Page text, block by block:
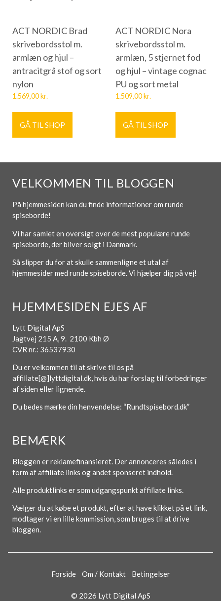
ACT NORDIC Brad
skrivebordsstol m.
armlæn og hjul –
antracitgrå stof og sort
nylon
1.569,00kr.
GÅ TIL SHOP
ACT NORDIC Nora
skrivebordsstol m.
armlæn, 5 stjernet fod
og hjul – vintage cognac
PU og sort metal
1.509,00kr.
GÅ TIL SHOP
VELKOMMEN TIL BLOGGEN
På hjemmesiden kan du finde informationer om runde
spiseborde!
Vi har samlet en oversigt over de mest populære runde
spiseborde, der bliver solgt i Danmark.
Så slipper du for at skulle sammenligne et utal af
hjemmesider med runde spiseborde. Vi hjælper dig på vej!
HJEMMESIDEN EJES AF
Lytt Digital ApS
Jagtvej 215 A, 9. 2100 Kbh Ø
CVR nr.: 36537930
Du er velkommen til at skrive til os på
affiliate[@]lyttdigital.dk, hvis du har forslag til forbedringer
af siden eller lignende.
Du bedes mærke din henvendelse: “Rundtspisebord.dk”
BEMÆRK
Bloggen er reklamefinansieret. Der annonceres således i
form af affiliate links og andet sponseret indhold.
Alle produktlinks er som udgangspunkt affiliate links.
Vælger du at købe et produkt, efter at have klikket på et link,
modtager vi en lille kommission, som bruges til at drive
bloggen.
Forside Om / Kontakt Betingelser
© 2026 Lytt Digital ApS